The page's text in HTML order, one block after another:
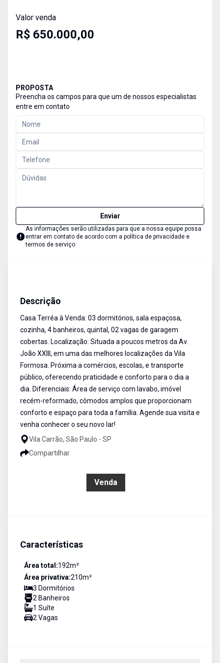
Valor venda
R$ 650.000,00
PROPOSTA
Preencha os campos para que um de nossos especialistas
entre em contato
Enviar
As informações serão utilizadas para que a nossa equipe possa
entrar em contato de acordo com a política de privacidade e
termos de serviço
Descrição
Casa Terréa à Venda: 03 dormitórios, sala espaçosa,
cozinha, 4 banheiros, quintal, 02 vagas de garagem
cobertas. Localização: Situada a poucos metros da Av.
João XXIII, em uma das melhores localizações da Vila
Formosa. Próxima a comércios, escolas, e transporte
público, oferecendo praticidade e conforto para o dia a
dia. Diferenciais: Área de serviço com lavabo, imóvel
recém-reformado, cômodos amplos que proporcionam
conforto e espaço para toda a família. Agende sua visita e
venha conhecer o seu novo lar!
Vila Carrão, São Paulo - SP
Compartilhar
Venda
Características
Área total:192m²
Área privativa:210m²
3 Dormitórios
2 Banheiros
1 Suíte
2 Vagas